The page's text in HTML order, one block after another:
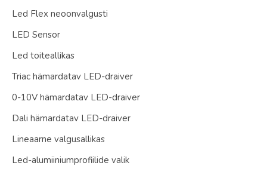
Led Flex neoonvalgusti
LED Sensor
Led toiteallikas
Triac hämardatav LED-draiver
0-10V hämardatav LED-draiver
Dali hämardatav LED-draiver
Lineaarne valgusallikas
Led-alumiiniumprofiilide valik